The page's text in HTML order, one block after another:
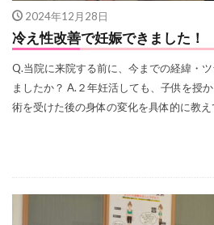
2024年12月28日
冷え性改善で妊娠できました！
Q.当院に来院する前に、今までの経緯・
ましたか？ A.２年妊活しても、子供を授
術を受けた後の身体の変化を具体的に教